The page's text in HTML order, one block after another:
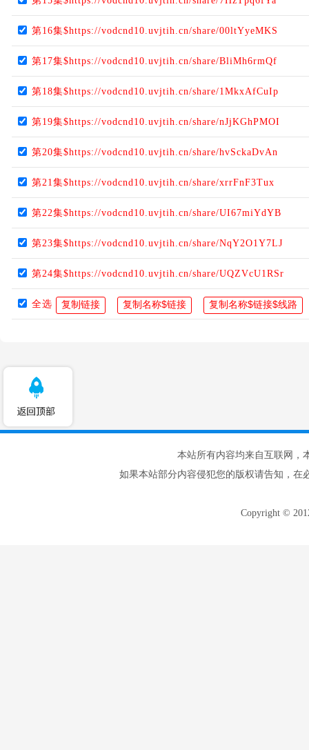
第16集$https://vodcnd10.uvjtih.cn/share/00ltYyeMKS
第17集$https://vodcnd10.uvjtih.cn/share/BliMh6rmQf
第18集$https://vodcnd10.uvjtih.cn/share/1MkxAfCuIp
第19集$https://vodcnd10.uvjtih.cn/share/nJjKGhPMOI
第20集$https://vodcnd10.uvjtih.cn/share/hvSckaDvAn
第21集$https://vodcnd10.uvjtih.cn/share/xrrFnF3Tux
第22集$https://vodcnd10.uvjtih.cn/share/UI67miYdYB
第23集$https://vodcnd10.uvjtih.cn/share/NqY2O1Y7LJ
第24集$https://vodcnd10.uvjtih.cn/share/UQZVcU1RSr
全选
本站所有内容均来自互联网，
如果本站部分内容侵犯您的版权请告知，在
Copyright ©